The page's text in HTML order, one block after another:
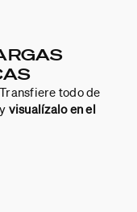
todo de
visualízalo en el